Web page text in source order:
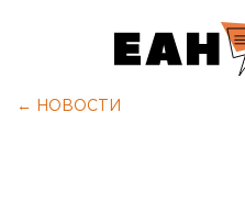
← НОВОСТИ